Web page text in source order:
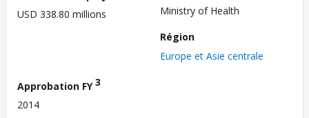
USD 338.80 millions
Ministry of Health
Région
Europe et Asie centrale
Approbation FY3
2014